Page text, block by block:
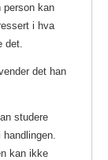
person kan
i hva
det.
det han
studere
kan ikke